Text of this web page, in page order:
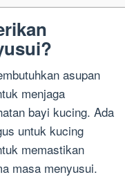
asupan
menjaga
bayi kucing. Ada
untuk kucing
memastikan
masa menyusui.